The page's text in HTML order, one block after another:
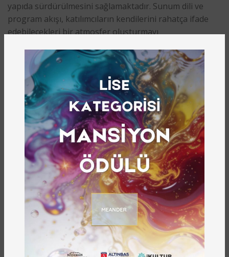
yapıda sürdürülmesini sağlamaktadır. Sunum dili ve
program akışı, katılımcıların kendilerini rahatça ifade
edebilecekleri bir atmosfer oluşturmayı
Gaziantep’in Edebiyat İklimine Katkı
Gaziantep Şiir Akşamları, kentin edebiyat ortamını
güçlendiren, yerel şair ve yazarların görünürlüğünü
artıran önemli bir kültür faaliyeti olarak öne
çıkmaktadır. Program, hem amatör hem de deneyimli
kalemlerin aynı sahnede buluşmasına imkân tanımakta,
kuşaklar arası edebî etkileşimi teşvik etmektedir. Bu
yönüyle etkinlik, Gaziantep’in sözlü ve yazılı edebiyat
birikimini bugünün diliyle yeniden üretmektedir.
Kimler Katılabilir?
Gaziantep Şiir Akşamları, şiirle ilgilenen herkese açıktır.
Kendi şiirlerini paylaşmak isteyenler, sevdiği şairleri
seslendirmek isteyenler ya da yalnızca şiir dinleyerek